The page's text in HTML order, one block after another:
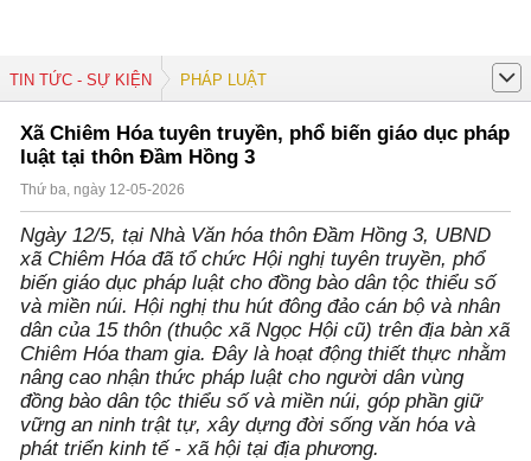
TIN TỨC - SỰ KIỆN PHÁP LUẬT
Xã Chiêm Hóa tuyên truyền, phổ biến giáo dục pháp
luật tại thôn Đầm Hồng 3
Thứ ba, ngày 12-05-2026
Ngày 12/5, tại Nhà Văn hóa thôn Đầm Hồng 3, UBND
xã Chiêm Hóa đã tổ chức Hội nghị tuyên truyền, phổ
biến giáo dục pháp luật cho đồng bào dân tộc thiểu số
và miền núi. Hội nghị thu hút đông đảo cán bộ và nhân
dân của 15 thôn (thuộc xã Ngọc Hội cũ) trên địa bàn xã
Chiêm Hóa tham gia. Đây là hoạt động thiết thực nhằm
nâng cao nhận thức pháp luật cho người dân vùng
đồng bào dân tộc thiểu số và miền núi, góp phần giữ
vững an ninh trật tự, xây dựng đời sống văn hóa và
phát triển kinh tế - xã hội tại địa phương.